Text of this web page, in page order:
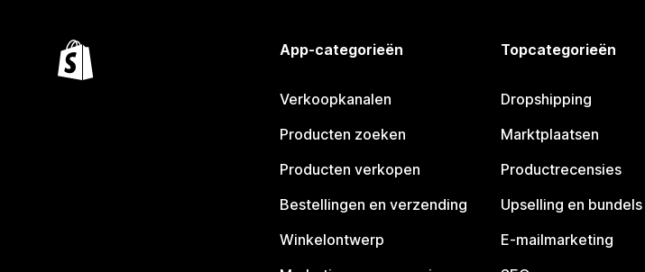
App-categorieën
Verkoopkanalen
Producten zoeken
Producten verkopen
Bestellingen en verzending
Winkelontwerp
Topcategorieën
Dropshipping
Marktplaatsen
Productrecensies
Upselling en bundels
E-mailmarketing